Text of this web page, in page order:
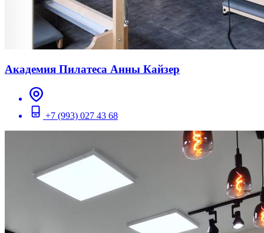
Академия Пилатеса Анны Кайзер
+7 (993) 027 43 68